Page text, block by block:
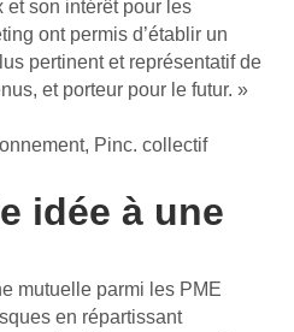
son intérêt pour les
ont permis d’établir un
pertinent et représentatif de
et porteur pour le futur. »
Pinc. collectif
idée à une
mutuelle parmi les PME
en répartissant